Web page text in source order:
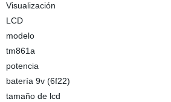
Visualización
LCD
modelo
tm861a
potencia
batería 9v (6f22)
tamaño de lcd